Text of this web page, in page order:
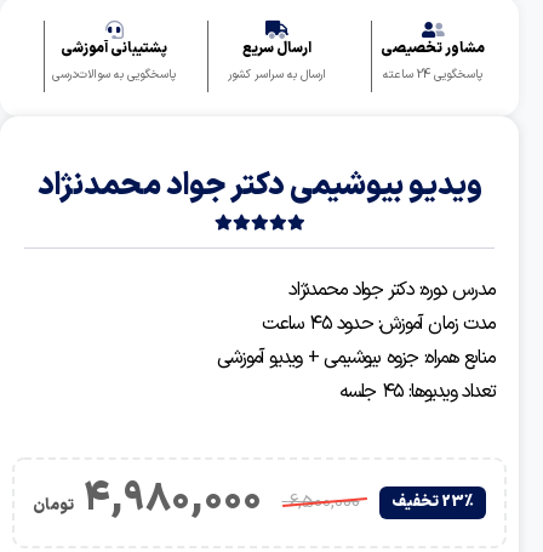
مشاور تخصیصی
پاسخگویی 24 ساعته
ارسال سریع
ارسال به سراسر کشور
پشتیبانی آموزشی
پاسخگویی به سوالات‌درسی
ویدیو بیوشیمی دکتر جواد محمدنژاد
بدون
مدرس دوره: دکتر جواد محمدنژاد
مدت زمان آموزش: حدود ۴۵ ساعت
منابع همراه: جزوه بیوشیمی + ویدیو آموزشی
تعداد ویدیوها: ۴۵ جلسه
23٪ تخفیف 6,500,000
4,980,000 تومان